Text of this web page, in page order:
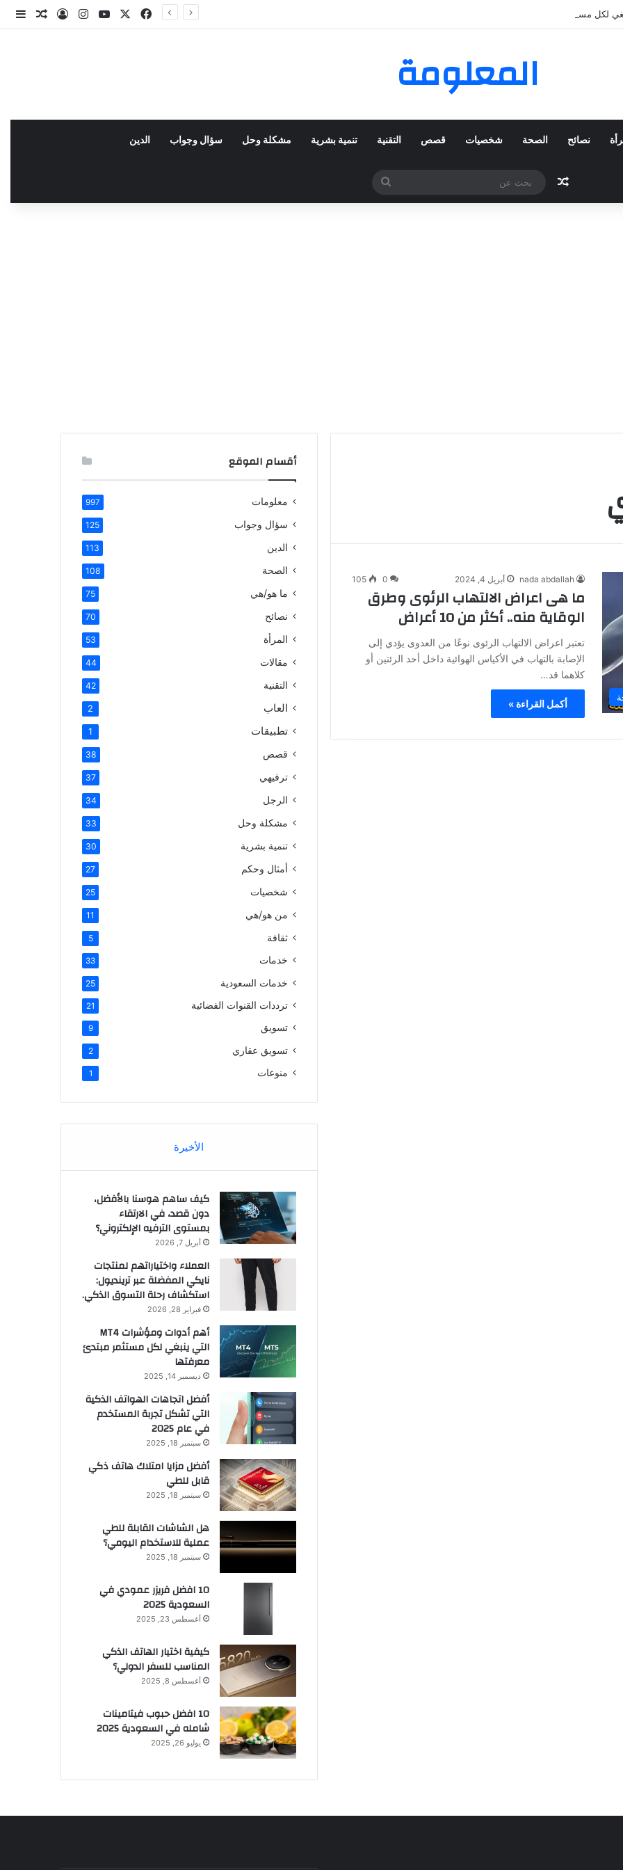
فيسبوك يوتيوبانستقرام
تسجيلمقال
المعلومة
نصائح الصحة شخصيات قصص التقنية تنمية بشرية مشكلة وحل سؤال وجواب الدين
مقال عشوائي
بحث
عن
nada abdallah أبريل 4, 2024 0
105
ما هى اعراض الالتهاب الرئوى وطرق
الوقاية منه.. أكثر من 10 أعراض
تعتبر اعراض الالتهاب الرئوى نوعًا من العدوى يؤدي إلى
الإصابة بالتهاب في الأكياس الهوائية داخل أحد الرئتين أو
كلاهما قد…
أكمل القراءة »
أقسام الموقع
معلومات 997
سؤال وجواب 125
الدين 113
الصحة 108
ما هو/هي 75
نصائح 70
المرأة 53
مقالات 44
التقنية 42
العاب 2
تطبيقات 1
قصص 38
ترفيهي 37
الرجل 34
مشكلة وحل 33
تنمية بشرية 30
أمثال وحكم 27
شخصيات 25
من هو/هي 11
ثقافة 5
خدمات 33
خدمات السعودية 25
ترددات القنوات الفضائية 21
تسويق 9
تسويق عقاري 2
منوعات 1
الأخيرة
كيف ساهم هوسنا بالأفضل،
دون قصد، في الارتقاء
بمستوى الترفيه الإلكتروني؟
أبريل 7, 2026
العملاء واختياراتهم لمنتجات
نايكي المفضلة عبر ترينديول:
استكشاف رحلة التسوق الذكي.
فبراير 28, 2026
أهم أدوات ومؤشرات MT4
التي ينبغي لكل مستثمر مبتدئ
معرفتها
ديسمبر 14, 2025
أفضل اتجاهات الهواتف الذكية
التي تشكل تجربة المستخدم
في عام 2025
سبتمبر 18, 2025
أفضل مزايا امتلاك هاتف ذكي
قابل للطي
سبتمبر 18, 2025
هل الشاشات القابلة للطي
عملية للاستخدام اليومي؟
سبتمبر 18, 2025
10 افضل فريزر عمودي​ في
السعودية​ 2025
أغسطس 23, 2025
كيفية اختيار الهاتف الذكي
المناسب للسفر الدولي؟
أغسطس 8, 2025
10 افضل حبوب فيتامينات
شامله​ في السعودية 2025
يوليو 26, 2025